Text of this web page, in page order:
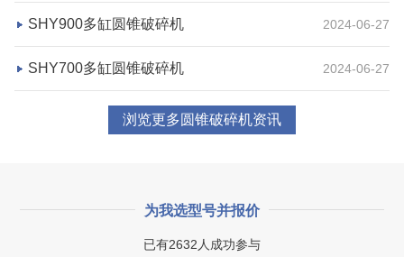
湖北省宜昌市砂石集并日产一万吨砂石料生产线
项目坐标
湖北省宜昌市 日产一万吨
项目业主 生产原料
咨询该项目执行经理
SHY900多缸圆锥破碎机 2024-06-27
SHY700多缸圆锥破碎机 2024-06-27
浏览更多圆锥破碎机资讯
为我选型号并报价
已有2632人成功参与